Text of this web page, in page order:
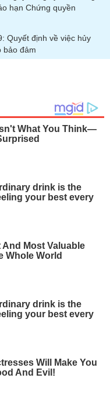
hạn Chứng quyền
Quyết định về việc hủy
bảo đảm